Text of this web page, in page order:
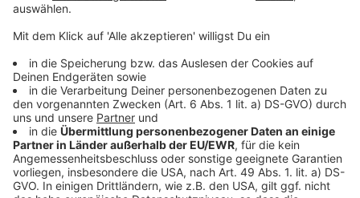
Diese Lebensmittel halten länger